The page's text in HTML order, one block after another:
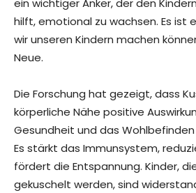
ein wichtiger Anker, der den
hilft, emotional zu wachsen. Es ist
wir unseren Kindern machen
Neue.
Die Forschung hat gezeigt, dass
körperliche Nähe positive
Gesundheit und das
Es stärkt das Immunsystem,
fördert die Entspannung. Kinder,
gekuschelt werden, sind